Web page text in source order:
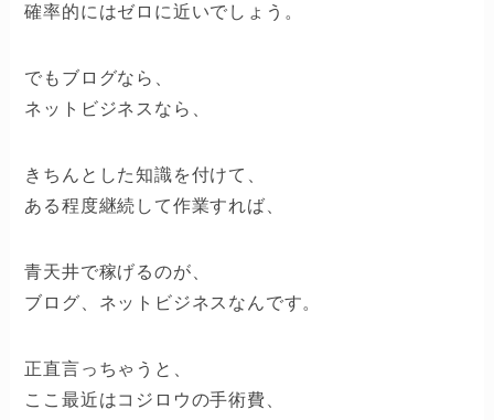
確率的にはゼロに近いでしょう。
でもブログなら、
ネットビジネスなら、
きちんとした知識を付けて、
ある程度継続して作業すれば、
青天井で稼げるのが、
ブログ、ネットビジネスなんです。
正直言っちゃうと、
ここ最近はコジロウの手術費、